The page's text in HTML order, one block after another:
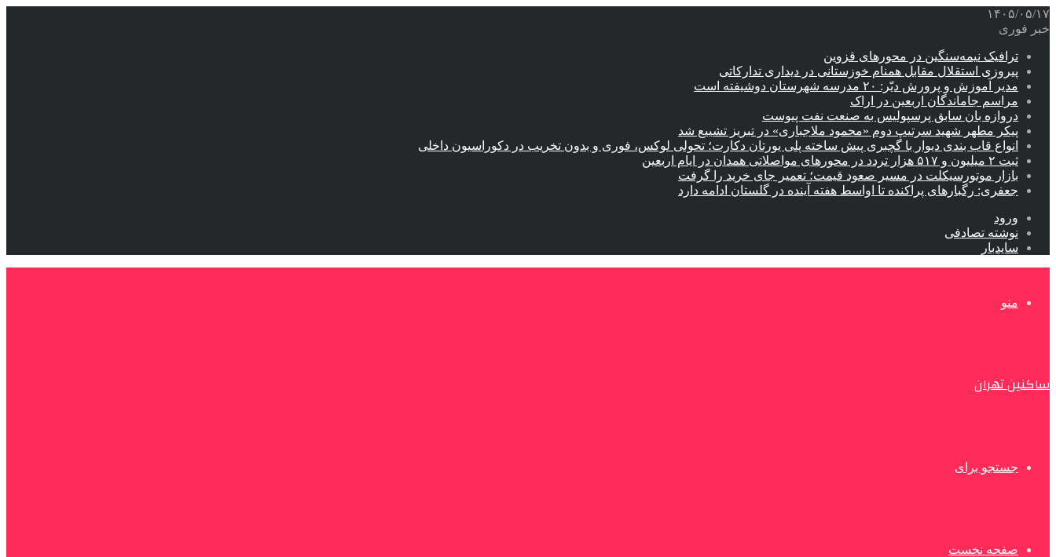
۱۴۰۵/۰۵/۱۷
خبر فوری
ترافیک نیمه‌سنگین در محورهای قزوین
پیروزی استقلال مقابل همنام خوزستانی در دیداری تدارکاتی
مدیر آموزش و پرورش دیّر: ۲۰ مدرسه شهرستان دوشیفته است
مراسم جاماندگان اربعین در اراک
دروازه بان سابق پرسپولیس به صنعت نفت پیوست
پیکر مطهر شهید سرتیپ دوم «محمود ملاجباری» در تبریز تشییع شد
انواع قاب بندی دیوار با گچبری پیش ساخته پلی یورتان دکارت؛ تحولی لوکس، فوری و بدون تخریب در دکوراسیون داخلی
ثبت ۲ میلیون و ۵۱۷ هزار تردد در محورهای مواصلاتی همدان در ایام اربعین
بازار موتورسیکلت در مسیر صعود قیمت؛ تعمیر جای خرید را گرفت
جعفری: رگبارهای پراکنده تا اواسط هفته آینده در گلستان ادامه دارد
ورود
نوشته تصادفی
سایدبار
منو
ساکنین تهران
جستجو برای
صفحه نخست